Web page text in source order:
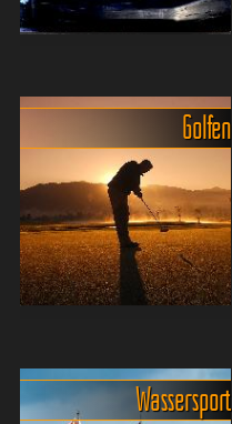
Viele Sportarten die man
hierzulande kaum vorfindet
oder die sich nur mit
grösserem bürokratischen
und/oder finanziellen
Aufwand betreiben lassen,
sin...
Plätze
Bevor ich zu den Golfplätzen
Golfen
Wassersport